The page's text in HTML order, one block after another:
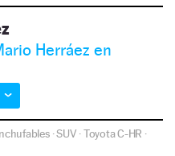
Herráez en
·SUV ·Toyota C-HR ·